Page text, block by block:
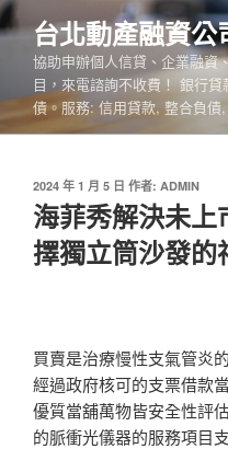
跳
至
內
台北動產融資公
協助申辦個人信貸、企業融資
目，來電諮詢不收費！ 銀行
債。服務: 信用貸款, 整合負
發
佈
於
2024 年 1 月 5 日 作者: ADMIN
海菲秀解決未
擇獨立筒沙發的
買賣是治療慢性支氣管炎的
經過政府核可的支票借款
優質當舖萬物皆安全性評
的脈衝光儀器的服務項目